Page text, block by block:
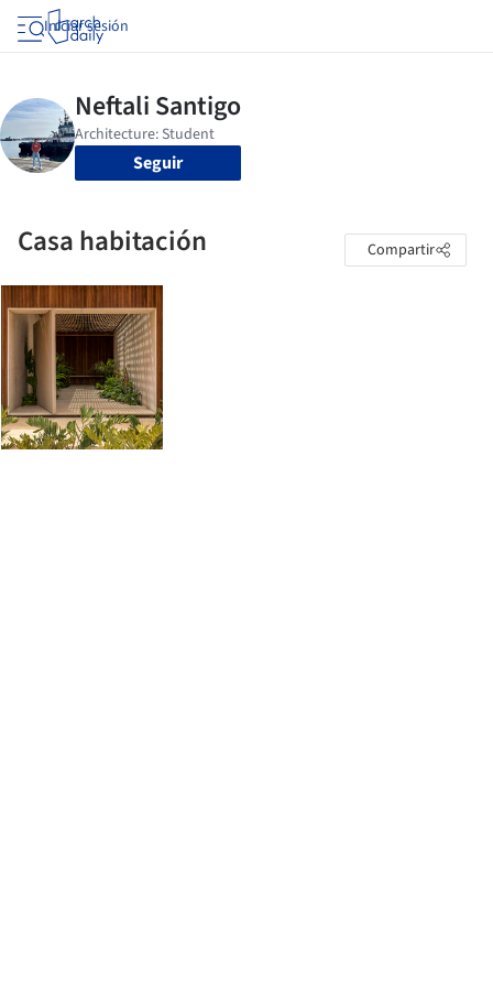
Iniciar sesión
Seguir
Casa habitación Compartir